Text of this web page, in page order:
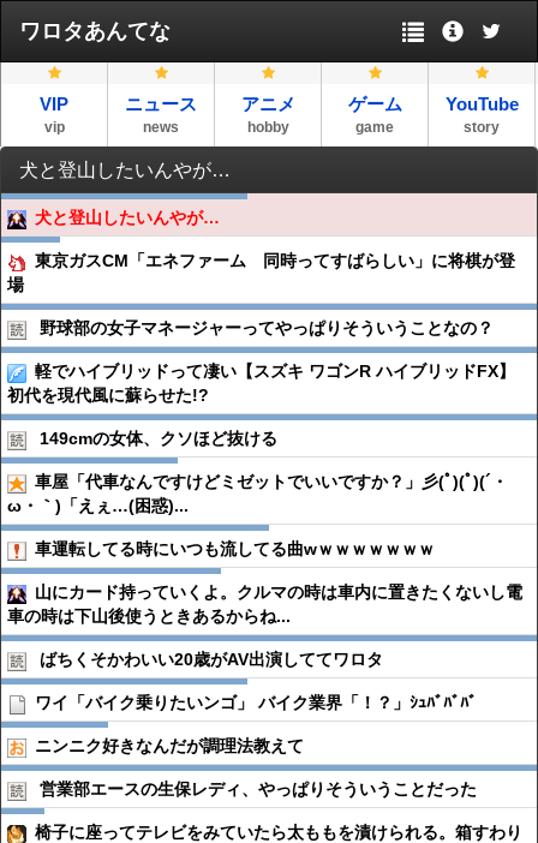
ワロタあんてな
VIP
vip
ニュース
news
アニメ
hobby
ゲーム
game
YouTube
story
犬と登山したいんやが…
犬と登山したいんやが…
東京ガスCM「エネファーム 同時ってすばらしい」に将棋が登
場
野球部の女子マネージャーってやっぱりそういうことなの？
軽でハイブリッドって凄い【スズキ ワゴンR ハイブリッドFX】
初代を現代風に蘇らせた!?
149cmの女体、クソほど抜ける
車屋「代車なんですけどミゼットでいいですか？」彡(ﾟ)(ﾟ)(´・
ω・｀)「えぇ…(困惑)...
車運転してる時にいつも流してる曲wｗｗｗｗｗｗｗ
山にカード持っていくよ。クルマの時は車内に置きたくないし電
車の時は下山後使うときあるからね...
ばちくそかわいい20歳がAV出演しててワロタ
ワイ「バイク乗りたいンゴ」 バイク業界「！？」ｼｭﾊﾞﾊﾞﾊﾞ
ニンニク好きなんだが調理法教えて
営業部エースの生保レディ、やっぱりそういうことだった
椅子に座ってテレビをみていたら太ももを漬けられる。箱すわり